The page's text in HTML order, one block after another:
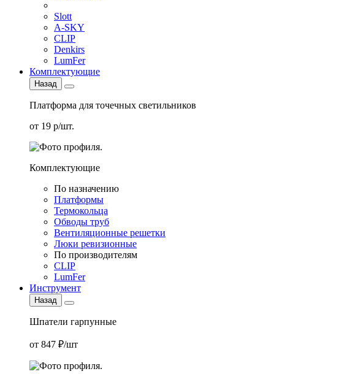
Slott
A-SKY
CLIP
Denkirs
LumFer
Комплектующие
Назад
Платформа для точечных светильников
от 19 р/шт.
Комплектующие
По назначению
Платформы
Термокольца
Обводы труб
Вентиляционные решетки
Люки ревизионные
По производителям
CLIP
LumFer
Инструмент
Назад
Шпатели гарпунные
от 847 ₽/шт